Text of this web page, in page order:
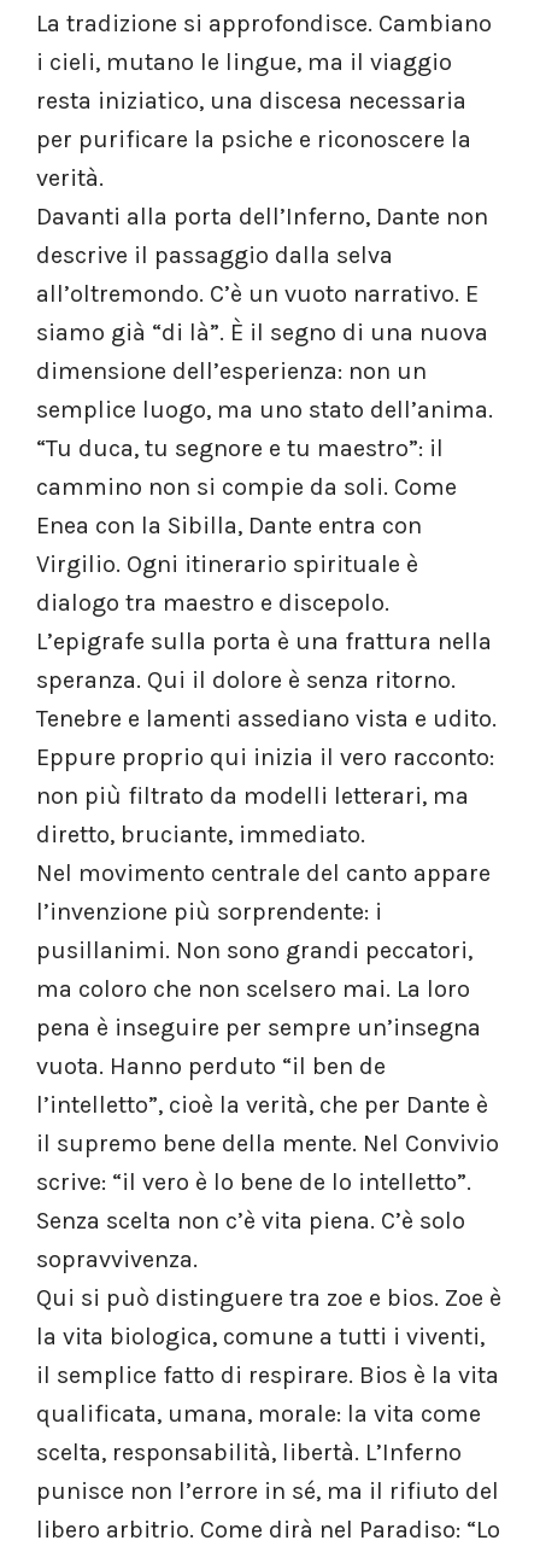
La tradizione si approfondisce. Cambiano
i cieli, mutano le lingue, ma il viaggio
resta iniziatico, una discesa necessaria
per purificare la psiche e riconoscere la
verità.
Davanti alla porta dell’Inferno, Dante non
descrive il passaggio dalla selva
all’oltremondo. C’è un vuoto narrativo. E
siamo già “di là”. È il segno di una nuova
dimensione dell’esperienza: non un
semplice luogo, ma uno stato dell’anima.
“Tu duca, tu segnore e tu maestro”: il
cammino non si compie da soli. Come
Enea con la Sibilla, Dante entra con
Virgilio. Ogni itinerario spirituale è
dialogo tra maestro e discepolo.
L’epigrafe sulla porta è una frattura nella
speranza. Qui il dolore è senza ritorno.
Tenebre e lamenti assediano vista e udito.
Eppure proprio qui inizia il vero racconto:
non più filtrato da modelli letterari, ma
diretto, bruciante, immediato.
Nel movimento centrale del canto appare
l’invenzione più sorprendente: i
pusillanimi. Non sono grandi peccatori,
ma coloro che non scelsero mai. La loro
pena è inseguire per sempre un’insegna
vuota. Hanno perduto “il ben de
l’intelletto”, cioè la verità, che per Dante è
il supremo bene della mente. Nel Convivio
scrive: “il vero è lo bene de lo intelletto”.
Senza scelta non c’è vita piena. C’è solo
sopravvivenza.
Qui si può distinguere tra zoe e bios. Zoe è
la vita biologica, comune a tutti i viventi,
il semplice fatto di respirare. Bios è la vita
qualificata, umana, morale: la vita come
scelta, responsabilità, libertà. L’Inferno
punisce non l’errore in sé, ma il rifiuto del
libero arbitrio. Come dirà nel Paradiso: “Lo